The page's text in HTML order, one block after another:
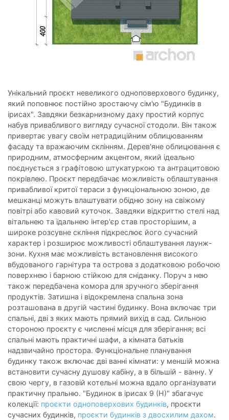
Унікальний проєкт невеликого одноповерхового будинку,
який поповнює постійно зростаючу сім'ю "Будинків в
ірисах". Завдяки безкарнизному даху простий корпус
набув привабливого вигляду сучасної стодоли. Він також
привертає увагу своїм нетрадиційним облицюванням
фасаду та вражаючим склінням. Дерев'яне облицювання є
природним, атмосферним акцентом, який ідеально
поєднується з графітовою штукатуркою та антрацитовою
покрівлею. Проєкт передбачає можливість облаштування
привабливої критої тераси з функціональною зоною, де
мешканці можуть влаштувати обідню зону на свіжому
повітрі або кавовий куточок. Завдяки відкриттю стелі над
вітальнею та їдальнею інтер'єр став просторішим, а
широке розсувне скління підкреслює його сучасний
характер і розширює можливості облаштування лаунж-
зони. Кухня має можливість встановлення високого
вбудованого гарнітура та острова з додатковою робочою
поверхнею і барною стійкою для сніданку. Поруч з нею
також передбачена комора для зручного зберігання
продуктів. Затишна і відокремлена спальна зона
розташована в другій частині будинку. Вона включає три
спальні, дві з яких мають прямий вихід в сад. Сильною
стороною проєкту є численні місця для зберігання; всі
спальні мають практичні шафи, а кімната батьків
надзвичайно простора. Функціональне планування
будинку також включає дві ванні кімнати: у меншій можна
встановити сучасну душову кабіну, а в більшій - ванну. У
свою чергу, в газовій котельні можна вдало організувати
практичну пральню. "Будинок в ірисах 9 (Н)" збагачує
колекції: проєкти одноповерхових будинків, проєкти
сучасних будинків, проєкти будинків з двосхилим дахом.